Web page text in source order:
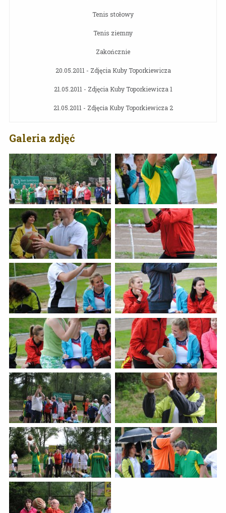
Tenis stołowy
Tenis ziemny
Zakończnie
20.05.2011 - Zdjęcia Kuby Toporkiewicza
21.05.2011 - Zdjęcia Kuby Toporkiewicza 1
21.05.2011 - Zdjęcia Kuby Toporkiewicza 2
Galeria zdjęć